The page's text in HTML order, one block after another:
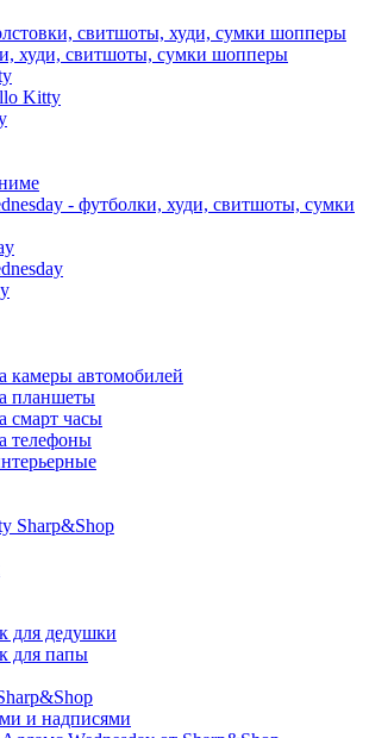
свитшоты, худи, сумки шопперы
худи, свитшоты, сумки шопперы
Kitty
- футболки, худи, свитшоты, сумки
камеры автомобилей
планшеты
смарт часы
телефоны
Sharp&Shop
для дедушки
для папы
и надписями